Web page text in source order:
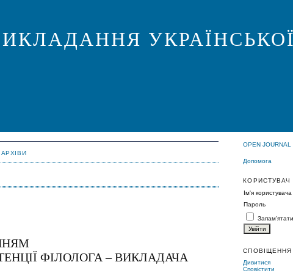
OPEN
Допомога
КОРИСТУВАЧ
Ім'я користувача
Пароль
СПОВІЩЕННЯ
Дивитися
Сповістити
АРХІВИ
ФІЛОЛОГА – ВИКЛАДАЧА